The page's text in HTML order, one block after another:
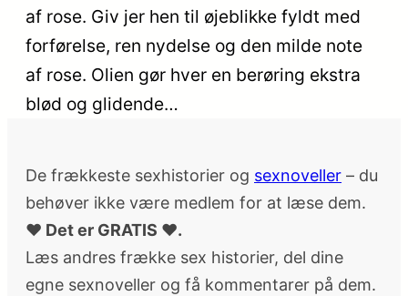
af rose. Giv jer hen til øjeblikke fyldt med
forførelse, ren nydelse og den milde note
af rose. Olien gør hver en berøring ekstra
blød og glidende…
De frækkeste sexhistorier og sexnoveller – du
behøver ikke være medlem for at læse dem.
♥ Det er GRATIS ♥.
Læs andres frække sex historier, del dine
egne sexnoveller og få kommentarer på dem.